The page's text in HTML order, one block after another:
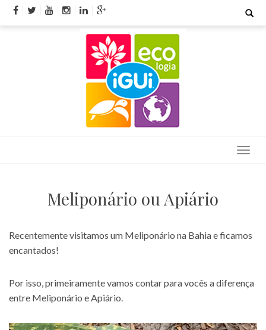
Skip
Search
Meliponário ou Apiário
Recentemente visitamos um Meliponário na Bahia e ficamos
encantados!
Por isso, primeiramente vamos contar para vocês a diferença
entre Meliponário e Apiário.